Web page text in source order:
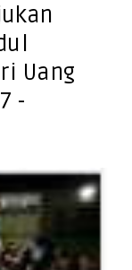
Uang
-